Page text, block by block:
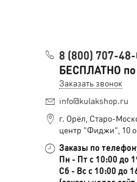
8 (800) 707-
БЕСПЛАТНО по
Заказать звонок
info@kulakshop.ru
г. Орёл, Старо-
центр "Фиджи", 10
Заказы по
Пн - Пт с 10:00 до
Сб - Вс с 10:00 до